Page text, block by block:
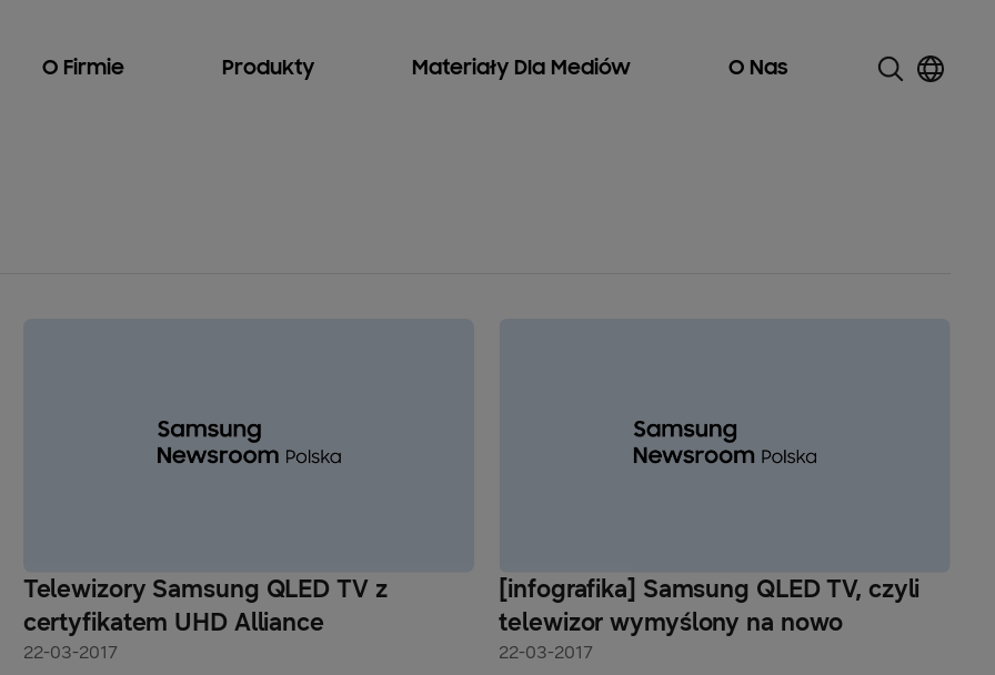
O Firmie Produkty Materiały Dla Mediów O Nas
Telewizory Samsung QLED TV z
certyfikatem UHD Alliance
22-03-2017
[infografika] Samsung QLED TV, czyli
telewizor wymyślony na nowo
22-03-2017